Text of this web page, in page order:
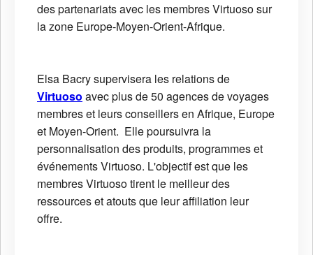
des partenariats avec les membres Virtuoso sur
la zone Europe-Moyen-Orient-Afrique.
Elsa Bacry supervisera les relations de
Virtuoso avec plus de 50 agences de voyages
membres et leurs conseillers en Afrique, Europe
et Moyen-Orient. Elle poursuivra la
personnalisation des produits, programmes et
événements Virtuoso. L'objectif est que les
membres Virtuoso tirent le meilleur des
ressources et atouts que leur affiliation leur
offre.